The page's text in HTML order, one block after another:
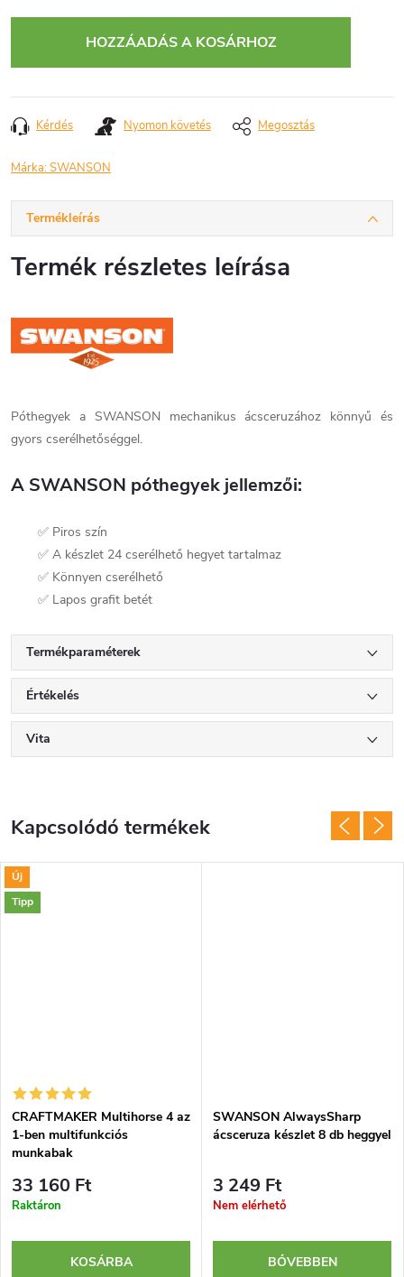
HOZZÁADÁS A KOSÁRHOZ
Kérdés Nyomon követés Megosztás
Márka:SWANSON
Termékleírás
Termék részletes leírása
Póthegyek a SWANSON mechanikus ácsceruzához könnyű és
gyors cserélhetőséggel.
A SWANSON póthegyek jellemzői:
✅ Piros szín
✅ A készlet 24 cserélhető hegyet tartalmaz
✅ Könnyen cserélhető
✅ Lapos grafit betét
Termékparaméterek
Értékelés
Vita
Kapcsolódó termékek
Új
Tipp
CRAFTMAKER Multihorse 4 az
1-ben multifunkciós
munkabak
33 160 Ft
Raktáron
KOSÁRBA
SWANSON AlwaysSharp
ácsceruza készlet 8 db heggyel
3 249 Ft
Nem elérhető
BŐVEBBEN